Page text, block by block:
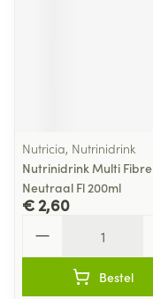
Nutricia, Nutrinidrink
Nutrinidrink Multi Fibre
Neutraal Fl 200ml
€ 2,60
Bestel